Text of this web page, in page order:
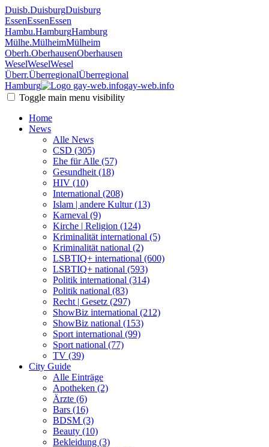
Duisb.DuisburgDuisburg
EssenEssenEssen
Hambu.HamburgHamburg
Mülhe.MülheimMülheim
Oberh.OberhausenOberhausen
WeselWeselWesel
Überr.ÜberregionalÜberregional
Hamburg
gay-web.info
Toggle main menu visibility
Home
News
Alle News
CSD (305)
Ehe für Alle (57)
Gesundheit (18)
HIV (10)
International (208)
Islam | andere Kultur (13)
Karneval (9)
Kirche | Religion (124)
Kriminalität international (5)
Kriminalität national (2)
LSBTIQ+ international (600)
LSBTIQ+ national (593)
Politik international (314)
Politik national (83)
Recht | Gesetz (297)
ShowBiz international (212)
ShowBiz national (153)
Sport international (99)
Sport national (77)
TV (39)
City Guide
Alle Einträge
Apotheken (2)
Ärzte (6)
Bars (16)
BDSM (3)
Beauty (10)
Bekleidung (3)